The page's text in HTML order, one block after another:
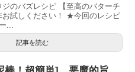
のバズレシピ 【至高のバターチ
お試しください！ ★今回のレシピ
...
記事を読む